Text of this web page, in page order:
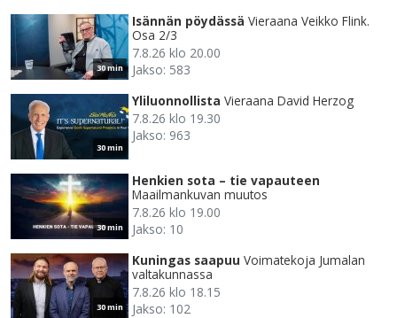
30 min
Isännän pöydässä Vieraana Veikko Flink.
Osa 2/3
7.8.26 klo 20.00
Jakso: 583
30 min
Yliluonnollista Vieraana David Herzog
7.8.26 klo 19.30
Jakso: 963
30 min
Henkien sota – tie vapauteen
Maailmankuvan muutos
7.8.26 klo 19.00
Jakso: 10
30 min
Kuningas saapuu Voimatekoja Jumalan
valtakunnassa
7.8.26 klo 18.15
Jakso: 102